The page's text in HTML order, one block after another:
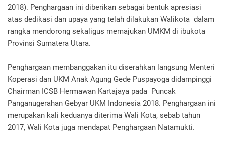
2018). Penghargaan ini diberikan sebagai bentuk apresiasi
atas dedikasi dan upaya yang telah dilakukan Walikota dalam
rangka mendorong sekaligus memajukan UMKM di ibukota
Provinsi Sumatera Utara.
Penghargaan membanggakan itu diserahkan langsung Menteri
Koperasi dan UKM Anak Agung Gede Puspayoga didampinggi
Chairman ICSB Hermawan Kartajaya pada Puncak
Panganugerahan Gebyar UKM Indonesia 2018. Penghargaan ini
merupakan kali keduanya diterima Wali Kota, sebab tahun
2017, Wali Kota juga mendapat Penghargaan Natamukti.